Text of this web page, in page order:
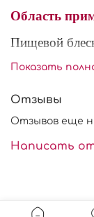
Область
Пищевой
оформления и
напитки, желе,
Существует
- развести
Показать
Отзывы
Отзывов еще
Написать